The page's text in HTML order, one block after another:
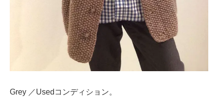
Grey ／Used コンディション。